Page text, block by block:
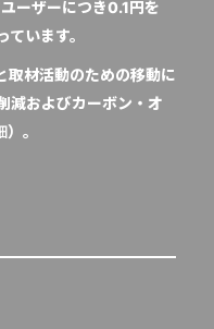
ーザーにつき0.1円を
います。
取材活動のための移動に
減およびカーボン・オ
）。